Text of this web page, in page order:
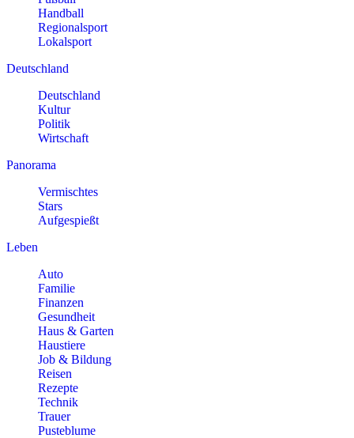
Handball
Regionalsport
Lokalsport
Deutschland
Deutschland
Kultur
Politik
Wirtschaft
Panorama
Vermischtes
Stars
Aufgespießt
Leben
Auto
Familie
Finanzen
Gesundheit
Haus & Garten
Haustiere
Job & Bildung
Reisen
Rezepte
Technik
Trauer
Pusteblume